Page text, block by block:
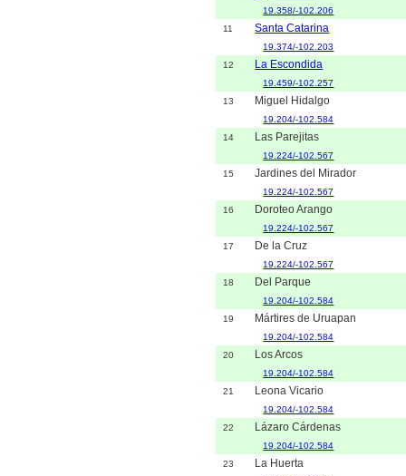
19.358/-102.206
11
Santa Catarina
19.374/-102.203
12
La Escondida
19.459/-102.257
13
Miguel Hidalgo
19.204/-102.584
14
Las Parejitas
19.224/-102.567
15
Jardines del Mirador
19.224/-102.567
16
Doroteo Arango
19.224/-102.567
17
De la Cruz
19.224/-102.567
18
Del Parque
19.204/-102.584
19
Mártires de Uruapan
19.204/-102.584
20
Los Arcos
19.204/-102.584
21
Leona Vicario
19.204/-102.584
22
Lázaro Cárdenas
19.204/-102.584
23
La Huerta